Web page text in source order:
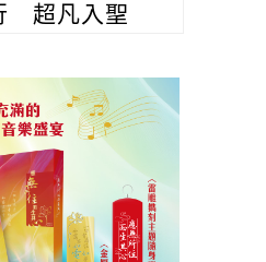
超凡入聖